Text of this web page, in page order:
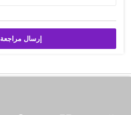
إرسال مراجعة